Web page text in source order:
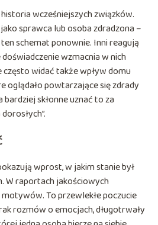
wcześniejszych związków.
sprawca lub osoba zdradzona –
schemat ponownie. Inni reagują
wzmacnia w nich
widać także wpływ domu
oglądało powtarzające się zdrady
skłonne uznać to za
wprost, w jakim stanie był
W raportach jakościowych
To przewlekłe poczucie
rozmów o emocjach, długotrwały